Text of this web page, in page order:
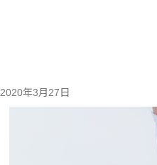
2020年3月27日